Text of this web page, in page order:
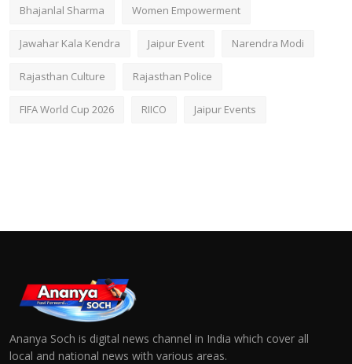
Bhajanlal Sharma Women Empowerment
Jawahar Kala Kendra Jaipur Event Narendra Modi
Rajasthan Culture Rajasthan Police
FIFA World Cup 2026 RIICO Jaipur Events
Ananya Soch is digital news channel in India which cover all
local and national news with various areas.